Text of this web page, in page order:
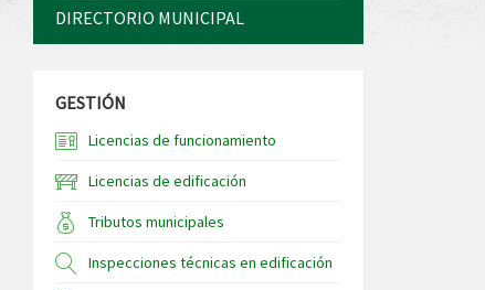
DIRECTORIO MUNICIPAL
GESTIÓN
Licencias de funcionamiento
Licencias de edificación
Tributos municipales
Inspecciones técnicas en edificación